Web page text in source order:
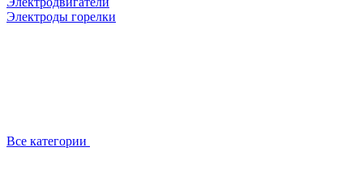
Электроды горелки
Все категории